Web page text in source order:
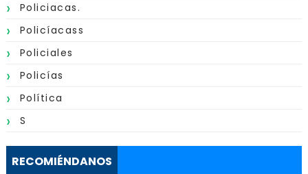
Policiacas.
Policíacass
Policiales
Policías
Política
S
RECOMIÉNDANOS